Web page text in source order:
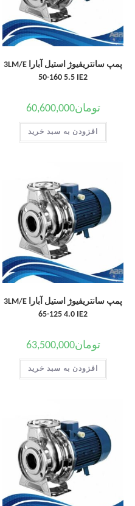
پمپ سانتریفیوژ استیل آبارا 3LM/E
50-160 5.5 IE2
تومان60,600,000
افزودن به سبد خرید
پمپ سانتریفیوژ استیل آبارا 3LM/E
65-125 4.0 IE2
تومان63,500,000
افزودن به سبد خرید